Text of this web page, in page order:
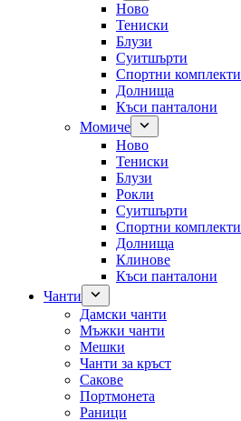
Ново
Тениски
Блузи
Суитшърти
Спортни комплекти
Долнища
Къси панталони
Момиче
Ново
Тениски
Блузи
Рокли
Суитшърти
Спортни комплекти
Долнища
Клинове
Къси панталони
Чанти
Дамски чанти
Мъжки чанти
Мешки
Чанти за кръст
Сакове
Портмонета
Раници